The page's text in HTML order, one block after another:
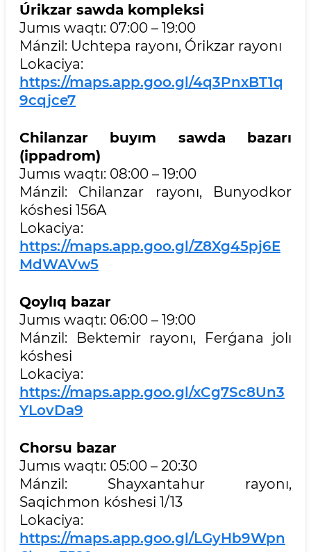
Úrikzar sawda kompleksi
Jumıs waqtı: 07:00 – 19:00
Mánzil: Uchtepa rayonı, Órikzar rayonı
Lokaciya:
https://maps.app.goo.gl/4q3PnxBT1q
9cqjce7
Chilanzar buyım sawda bazarı
(ippadrom)
Jumıs waqtı: 08:00 – 19:00
Mánzil: Chilanzar rayonı, Bunyodkor
kóshesi 156A
Lokaciya:
https://maps.app.goo.gl/Z8Xg45pj6E
MdWAVw5
Qoylıq bazar
Jumıs waqtı: 06:00 – 19:00
Mánzil: Bektemir rayonı, Ferǵana jolı
kóshesi
Lokaciya:
https://maps.app.goo.gl/xCg7Sc8Un3
YLovDa9
Chorsu bazar
Jumıs waqtı: 05:00 – 20:30
Mánzil: Shayxantahur rayonı,
Saqichmon kóshesi 1/13
Lokaciya:
https://maps.app.goo.gl/LGyHb9Wpn